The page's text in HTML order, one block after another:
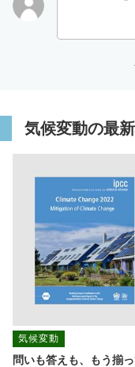
気候変動の最
気候変動
問いも答えも、もう揃